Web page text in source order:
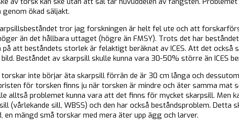
ökad säljakt.
tror jag forskningen är helt fel ute och att
än det hållbara uttaget (högre än FMSY). Trots det har
att beståndets storlek är felaktigt beräknat av ICES. Att det
Beståndet av skarpsill skulle kunna vara 30-50% större än ICES
inte börjar äta skarpsill förrän de är 30 cm långa och
för torsken finns ju när torsken är mindre och äter samma mat
alltså problemet kunna vara att det finns för mycket skarpsill. Men
(vårlekande sill, WBSS) och den har också beståndsproblem.
en mängd små torskar med mera äter upp ägg och larver.